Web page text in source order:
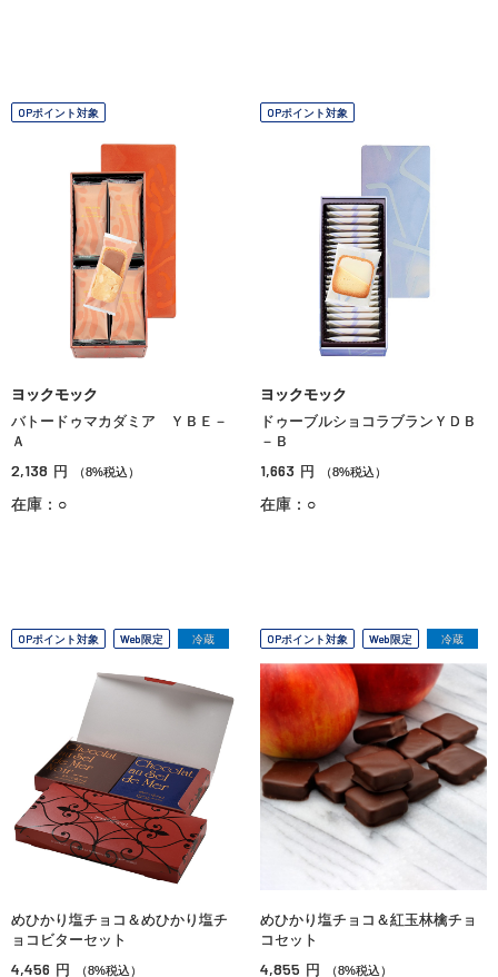
OPポイント対象
ヨックモック
バトードゥマカダミア ＹＢＥ－
Ａ
2,138 円 （8%税込）
在庫：○
OPポイント対象
ヨックモック
ドゥーブルショコラブランＹＤＢ
－Ｂ
1,663 円 （8%税込）
在庫：○
OPポイント対象 Web限定 冷蔵
めひかり塩チョコ＆めひかり塩チ
ョコビターセット
4,456 円 （8%税込）
OPポイント対象 Web限定 冷蔵
めひかり塩チョコ＆紅玉林檎チョ
コセット
4,855 円 （8%税込）